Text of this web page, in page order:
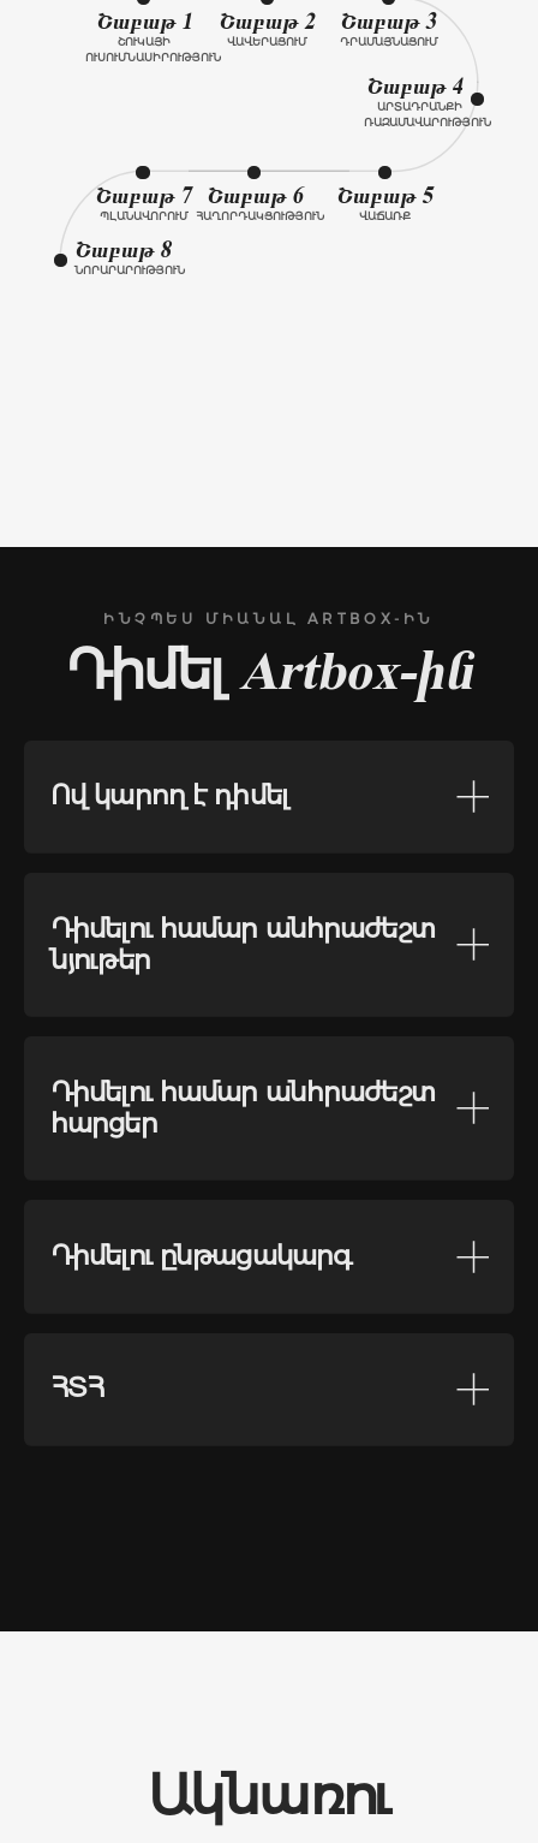
Շաբաթ 1
ՇՈՒԿԱՅԻ
ՈՒՍՈՒՄՆԱՍԻՐՈՒԹՅՈՒՆ
Շաբաթ 2
ՎԱՎԵՐԱՑՈՒՄ
Շաբաթ 3
ԴՐԱՄԱՅՆԱՑՈՒՄ
Շաբաթ 4
ԱՐՏԱԴՐԱՆՔԻ
ՌԱԶԱՄԱՎԱՐՈՒԹՅՈՒՆ
Շաբաթ 5
ՎԱՃԱՌՔ
Շաբաթ 6
ՀԱՂՈՐԴԱԿՑՈՒԹՅՈՒՆ
Շաբաթ 7
ՊԼԱՆԱՎՈՐՈՒՄ
Շաբաթ 8
ՆՈՐԱՐԱՐՈՒԹՅՈՒՆ
ԻՆՉՊԵՍ ՄԻԱՆԱԼ ARTBOX-ԻՆ
Դիմել Artbox-ին
Ով կարող է դիմել
Դիմելու համար անհրաժեշտ
նյութեր
Դիմելու համար անհրաժեշտ
հարցեր
Դիմելու ընթացակարգ
ՀՏՀ
Ակնառու